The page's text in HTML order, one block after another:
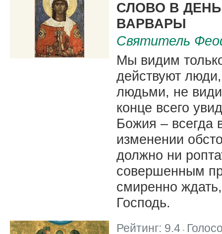
СЛОВО В
ВАРВАРЫ
Святитель
Мы видим
действуют
людьми, не
конце всего
Божия – всегда
изменении
должно ни
совершенным
смиренно
Господь.
Рейтинг: 9.4